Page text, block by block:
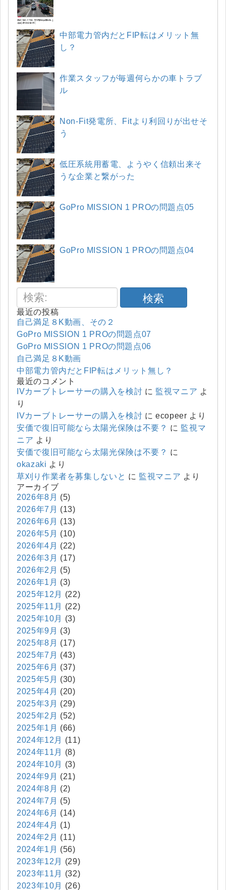
中部電力管内だとFIP転はメリット無
し？
作業スタッフが毎週何らかの車トラブ
ル
Non-Fit発電所、Fitより利回りが出せそ
う
低圧系統用蓄電、ようやく信頼出来そ
うな企業と繋がった
GoPro MISSION 1 PROの問題点05
GoPro MISSION 1 PROの問題点04
検索
最近の投稿
自己満足８K動画、その２
GoPro MISSION 1 PROの問題点07
GoPro MISSION 1 PROの問題点06
自己満足８K動画
中部電力管内だとFIP転はメリット無し？
最近のコメント
IVカーブトレーサーの購入を検討 に 監視マニア よ
り
IVカーブトレーサーの購入を検討 にecopeer より
安価で復旧可能なら太陽光保険は不要？ に 監視マ
ニア より
安価で復旧可能なら太陽光保険は不要？ に
okazaki より
草刈り作業者を募集しないと に 監視マニア より
アーカイブ
2026年8月 (5)
2026年7月 (13)
2026年6月 (13)
2026年5月 (10)
2026年4月 (22)
2026年3月 (17)
2026年2月 (5)
2026年1月 (3)
2025年12月
(22)
2025年11月
(22)
2025年10月
(3)
2025年9月 (3)
2025年8月 (17)
2025年7月 (43)
2025年6月 (37)
2025年5月 (30)
2025年4月 (20)
2025年3月 (29)
2025年2月 (52)
2025年1月 (66)
2024年12月
(11)
2024年11月
(8)
2024年10月
(3)
2024年9月 (21)
2024年8月 (2)
2024年7月 (5)
2024年6月 (14)
2024年4月 (1)
2024年2月 (11)
2024年1月 (56)
2023年12月
(29)
2023年11月
(32)
2023年10月
(26)